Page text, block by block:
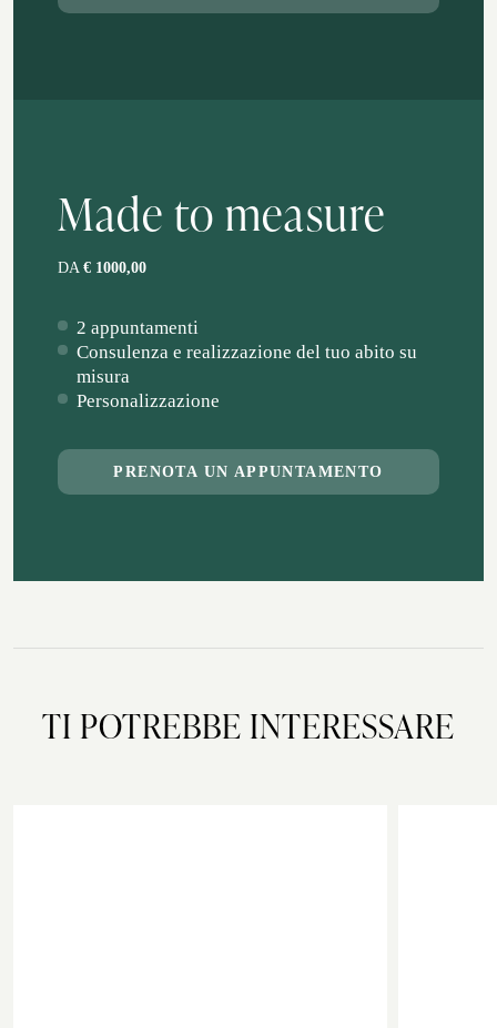
Made to measure
DA € 1000,00
2 appuntamenti
Consulenza e realizzazione del tuo abito su
misura
Personalizzazione
PRENOTA UN APPUNTAMENTO
TI POTREBBE INTERESSARE